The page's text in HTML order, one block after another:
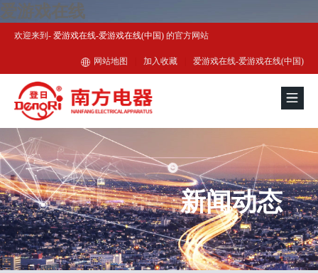
爱游戏在线
欢迎来到- 爱游戏在线-爱游戏在线(中国) 的官方网站
网站地图 加入收藏 爱游戏在线-爱游戏在线(中国)
新闻动态